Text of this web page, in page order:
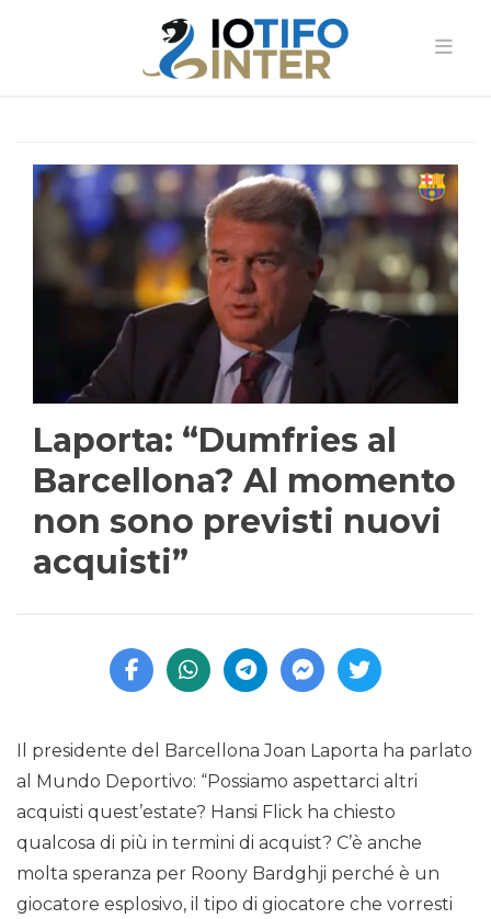
Laporta: “Dumfries al
Barcellona? Al momento
non sono previsti nuovi
acquisti”
Il presidente del Barcellona Joan Laporta ha parlato
al Mundo Deportivo: “Possiamo aspettarci altri
acquisti quest’estate? Hansi Flick ha chiesto
qualcosa di più in termini di acquist? C’è anche
molta speranza per Roony Bardghji perché è un
giocatore esplosivo, il tipo di giocatore che vorresti